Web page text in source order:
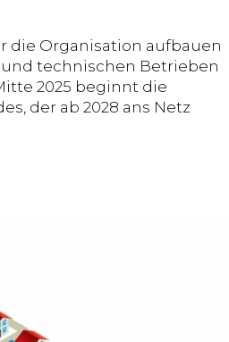
die Organisation aufbauen
technischen Betrieben
2025 beginnt die
der ab 2028 ans Netz